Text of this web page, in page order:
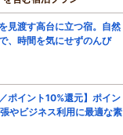
見渡す高台に立つ宿。自然
、時間を気にせずのんび
ポイント10%還元】ポイン
やビジネス利用に最適な素